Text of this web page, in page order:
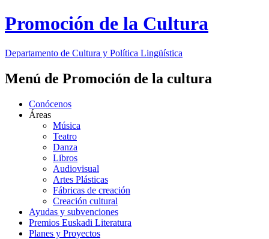
Promoción de la Cultura
Departamento de Cultura y Política Lingüística
Menú de Promoción de la cultura
Conócenos
Áreas
Música
Teatro
Danza
Libros
Audiovisual
Artes Plásticas
Fábricas de creación
Creación cultural
Ayudas y subvenciones
Premios Euskadi Literatura
Planes y Proyectos